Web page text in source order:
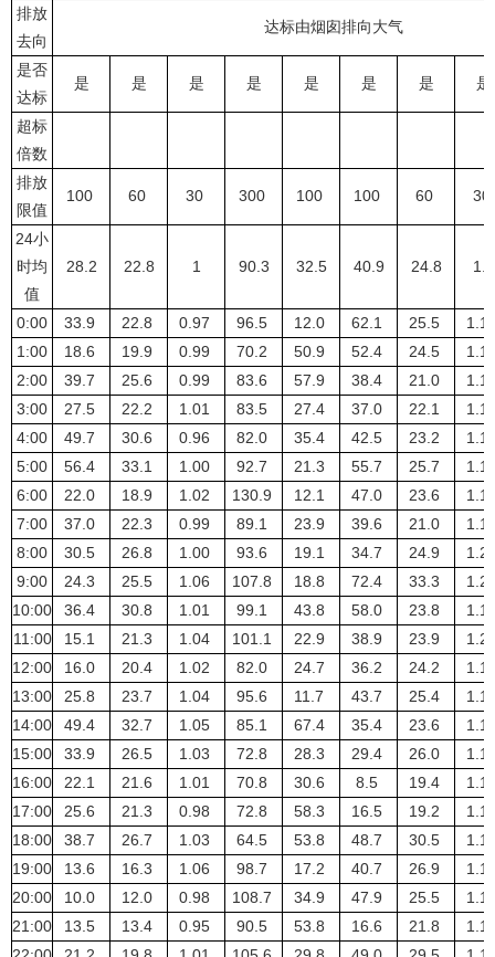
排放
去向
达标由烟囱排向大气
是否
达标
是 是 是 是 是 是 是 是
超标
倍数
排放
限值
100 60 30 300 100 100 60 30
24小
时均
值
28.2 22.8 1 90.3 32.5 40.9 24.8 1.2
0:00 33.9 22.8 0.97 96.5 12.0 62.1 25.5
1:00
18.6 19.9 0.99 70.2 50.9 52.4 24.5
2:00
39.7 25.6 0.99 83.6 57.9 38.4 21.0
3:00
27.5 22.2 1.01 83.5 27.4 37.0 22.1
4:00
49.7 30.6 0.96 82.0 35.4 42.5 23.2
1.11
5:00
56.4 33.1 1.00 92.7 21.3 55.7 25.7
6:00
22.0 18.9 1.02 130.9 12.1 47.0 23.6
7:00
37.0 22.3 0.99 89.1 23.9 39.6 21.0
8:00
30.5 26.8 1.00 93.6 19.1 34.7 24.9
9:00
24.3 25.5 1.06 107.8 18.8 72.4 33.3
10:00
36.4 30.8 1.01 99.1 43.8 58.0 23.8
11:00
15.1 21.3 1.04 101.1 22.9 38.9 23.9
12:00
16.0 20.4 1.02 82.0 24.7 36.2 24.2
13:00
25.8 23.7 1.04 95.6 11.7 43.7 25.4
14:00
49.4 32.7 1.05 85.1 67.4 35.4 23.6
15:00
33.9 26.5 1.03 72.8 28.3 29.4 26.0
16:00
22.1 21.6 1.01 70.8 30.6 8.5 19.4
17:00
25.6 21.3 0.98 72.8 58.3 16.5 19.2
18:00
38.7 26.7 1.03 64.5 53.8 48.7 30.5
19:00
13.6 16.3 1.06 98.7 17.2 40.7 26.9
20:00
10.0 12.0 0.98 108.7 34.9 47.9 25.5
21:00
13.5 13.4 0.95 90.5 53.8 16.6 21.8